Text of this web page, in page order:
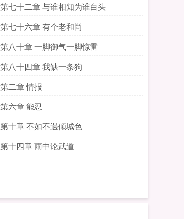
第七十二章 与谁相知为谁白头
第七十六章 有个老和尚
第八十章 一脚御气一脚惊雷
第八十四章 我缺一条狗
第二章 情报
第六章 能忍
第十章 不如不遇倾城色
第十四章 雨中论武道